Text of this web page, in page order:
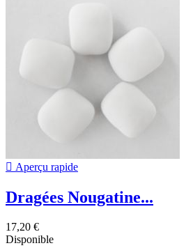
 Aperçu rapide
Dragées Nougatine...
17,20 €
Disponible